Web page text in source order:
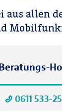
ab. In
Sie die
aus allen
0611 533-